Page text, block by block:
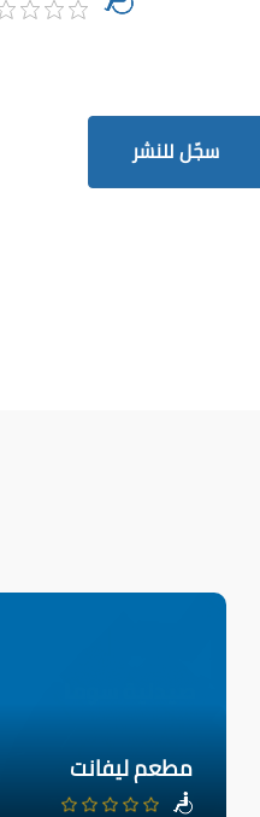
سجّل للنشر
مطعم ليفانت